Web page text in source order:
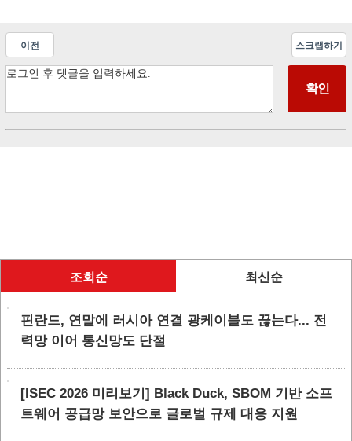
이전 스크랩하기
조회순 최신순
핀란드, 연말에 러시아 연결 광케이블도 끊는다... 전
력망 이어 통신망도 단절
[ISEC 2026 미리보기] Black Duck, SBOM 기반 소프
트웨어 공급망 보안으로 글로벌 규제 대응 지원